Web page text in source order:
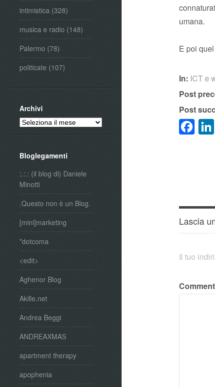
intimistica (328)
musica e radio (148)
Palermo (78)
politicate (107)
Archivi
Archivi
Bloglegamenti
:.:.: (il blog di) Daniele
Minotti
.Questo non è un Blog.
[mini]marketing
*dotcoma
<edit>
Aghenor Blog
Akille.net
Andrea Beggi
ANDREAXMAS
apartment therapy
apophenia
umana.
E poi
In: ICT e
Post
Post
Lascia
Il tuo